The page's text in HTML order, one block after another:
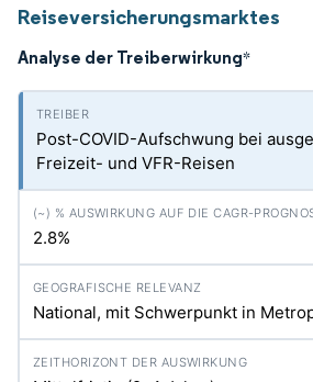
Reiseversicherungsmarktes
Analyse der Treiberwirkung*
Post-COVID-Aufschwung bei
Freizeit- und VFR-Reisen
2.8%
National, mit Schwerpunkt in